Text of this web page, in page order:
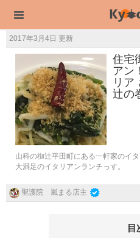
2017年3月4日 更新
住宅
アン
リア
辻の
山科の椥辻平田町にある一軒家のイ
大満足のイタリアンランチっす。
聖護院 嵐まる店主
目